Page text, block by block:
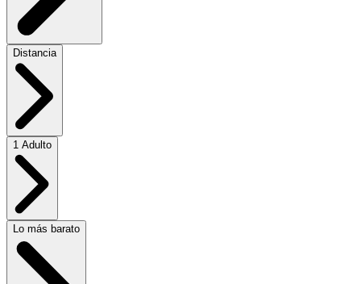
Distancia
1 Adulto
Lo más barato